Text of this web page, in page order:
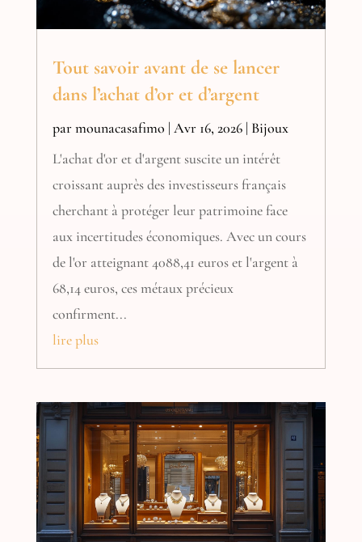
Tout savoir avant de se lancer
dans l’achat d’or et d’argent
parmounacasafimo | Avr 16, 2026| Bijoux
L'achat d'or et d'argent suscite un intérêt
croissant auprès des investisseurs français
cherchant à protéger leur patrimoine face
aux incertitudes économiques. Avec un cours
de l'or atteignant 4088,41 euros et l'argent à
68,14 euros, ces métaux précieux
confirment...
lire plus